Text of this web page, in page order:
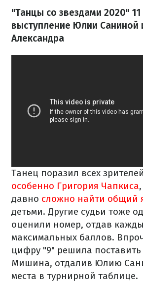
"Танцы со звездами 2020"
выступление Юлии Саниной
Александра
Танец поразил всех
особенно Григория Чапкиса
давно сложно найти общий
детьми. Другие судьи тоже
оценили номер, отдав
максимальных баллов.
цифру "9" решила поставить
Мишина, отдалив Юлию
места в турнирной таблице.